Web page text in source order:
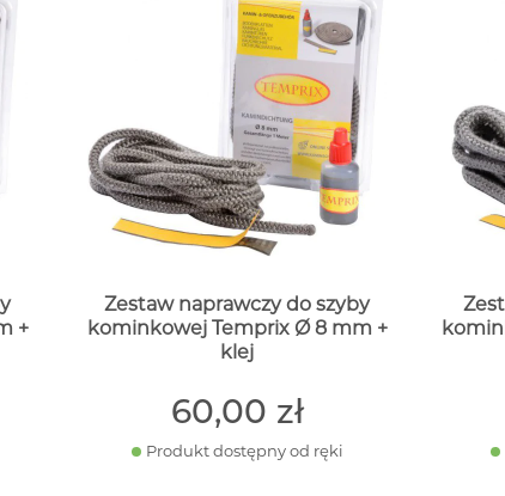
+
Zestaw naprawczy do szyby
kominkowej Temprix Ø 8 mm +
klej
60,00 zł
Produkt dostępny od ręki